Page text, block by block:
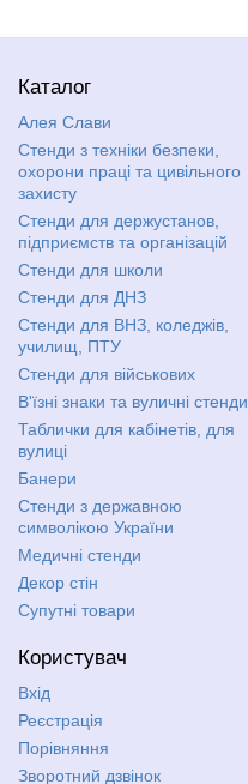
Каталог
Алея Слави
Стенди з техніки безпеки,
охорони праці та цивільного
захисту
Стенди для держустанов,
підприємств та організацій
Стенди для школи
Стенди для ДНЗ
Стенди для ВНЗ, коледжів,
училищ, ПТУ
Стенди для військових
В'їзні знаки та вуличні стенди
Таблички для кабінетів, для
вулиці
Банери
Стенди з державною
символікою України
Медичні стенди
Декор стін
Супутні товари
Користувач
Вхід
Реєстрація
Порівняння
Зворотний дзвінок